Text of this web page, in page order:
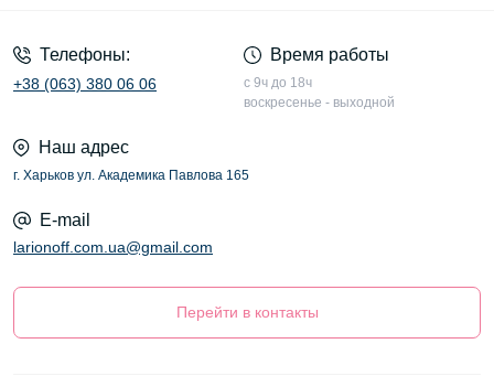
Телефоны:
+38 (063) 380 06 06
Время работы
с 9ч до 18ч
воскресенье - выходной
Наш адрес
г. Харьков ул. Академика Павлова 165
E-mail
larionoff.com.ua@gmail.com
Перейти в контакты